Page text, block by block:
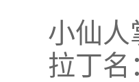
小仙人掌
拉丁名